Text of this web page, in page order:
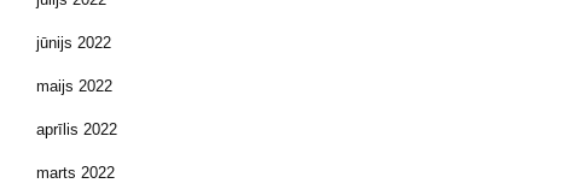
jūnijs 2022
maijs 2022
aprīlis 2022
marts 2022